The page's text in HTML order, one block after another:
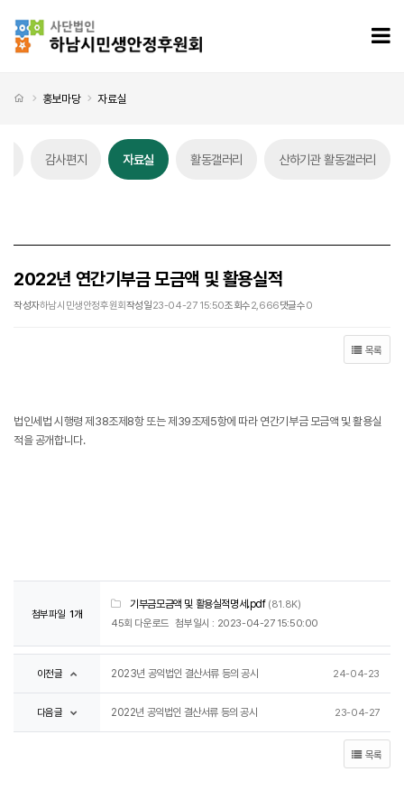
처음으로
홍보마당 자료실
감사편지 자료실 활동갤러리 산하기관 활동갤러리
2022년 연간기부금 모금액 및 활용실적
작성자하남시민생안정후원회작성일23-04-27 15:50조회수2,666댓글수0
목록
법인세법 시행령 제38조제8항 또는 제39조제5항에 따라 연간기부금 모금액 및 활용실
적을 공개합니다.
첨부파일 1개
기부금모금액 및 활용실적명세.pdf (81.8K)
45회 다운로드 첨부일시 : 2023-04-27 15:50:00
이전글 2023년 공익법인 결산서류 등의 공시 24-04-23
다음글 2022년 공익법인 결산서류 등의 공시 23-04-27
목록